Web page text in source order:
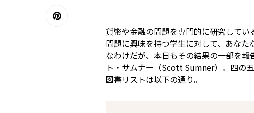
貨幣や金融の問題を専門的に研究して
問題に興味を持つ学生に対して、あな
なわけだが、本日もその結果の一部を
ト・サムナー（Scott Sumner）。四の
図書リストは以下の通り。